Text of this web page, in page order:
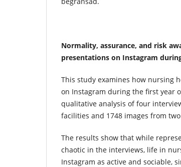
Normality, assurance, and risk
presentations on Instagram
This study examines how nursing
on Instagram during the first year
qualitative analysis of four
facilities and 1748 images from
The results show that while
chaotic in the interviews, life in
Instagram as active and sociable,